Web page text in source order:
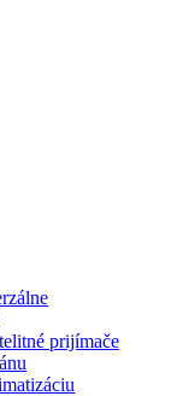
prijímače